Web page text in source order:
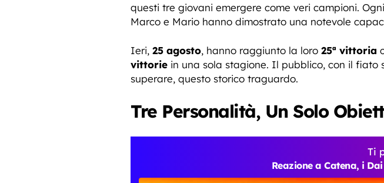
questi tre giovani emergere come veri campioni.
Marco e Mario hanno dimostrato una notevole
Ieri, 25 agosto, hanno raggiunto la loro 25ª vittoria
vittorie in una sola stagione. Il pubblico, con il fiato
superare, questo storico traguardo.
Tre Personalità, Un Solo
Ti
Reazione a Catena, i